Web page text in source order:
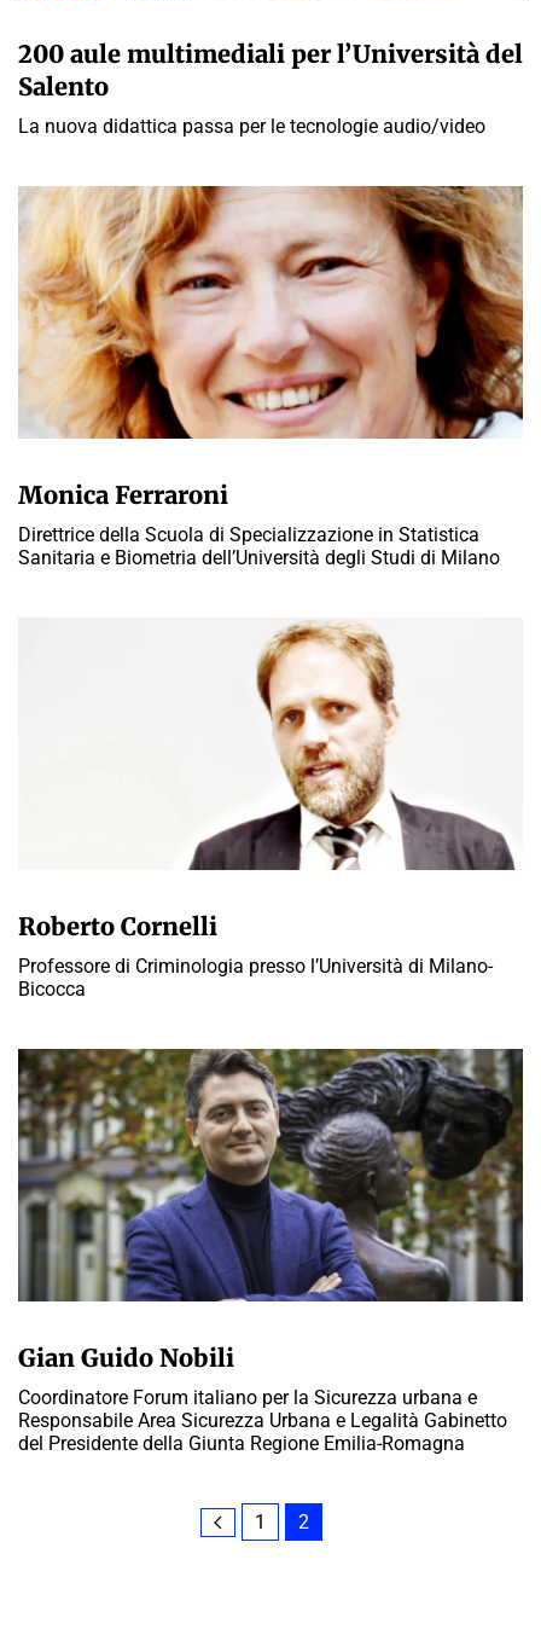
200 aule multimediali per l’Università del
Salento
La nuova didattica passa per le tecnologie audio/video
Monica Ferraroni
Direttrice della Scuola di Specializzazione in Statistica
Sanitaria e Biometria dell’Università degli Studi di Milano
Roberto Cornelli
Professore di Criminologia presso l’Università di Milano-
Bicocca
Gian Guido Nobili
Coordinatore Forum italiano per la Sicurezza urbana e
Responsabile Area Sicurezza Urbana e Legalità Gabinetto
del Presidente della Giunta Regione Emilia-Romagna
1 2